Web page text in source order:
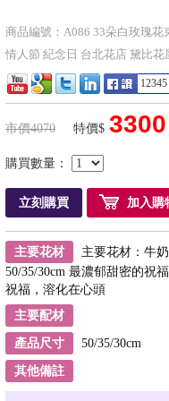
商品編號：A086 33朵白玫瑰花
情人節 紀念日 台北花店 黛比花
12345
市價4070 特價$ 3300
購買數量：
立刻購買 加入購
主要花材
主要花材：牛
50/35/30cm 最濃郁甜密的祝
祝福，溶化在心頭
主要配材
產品尺寸 50/35/30cm
其他備註